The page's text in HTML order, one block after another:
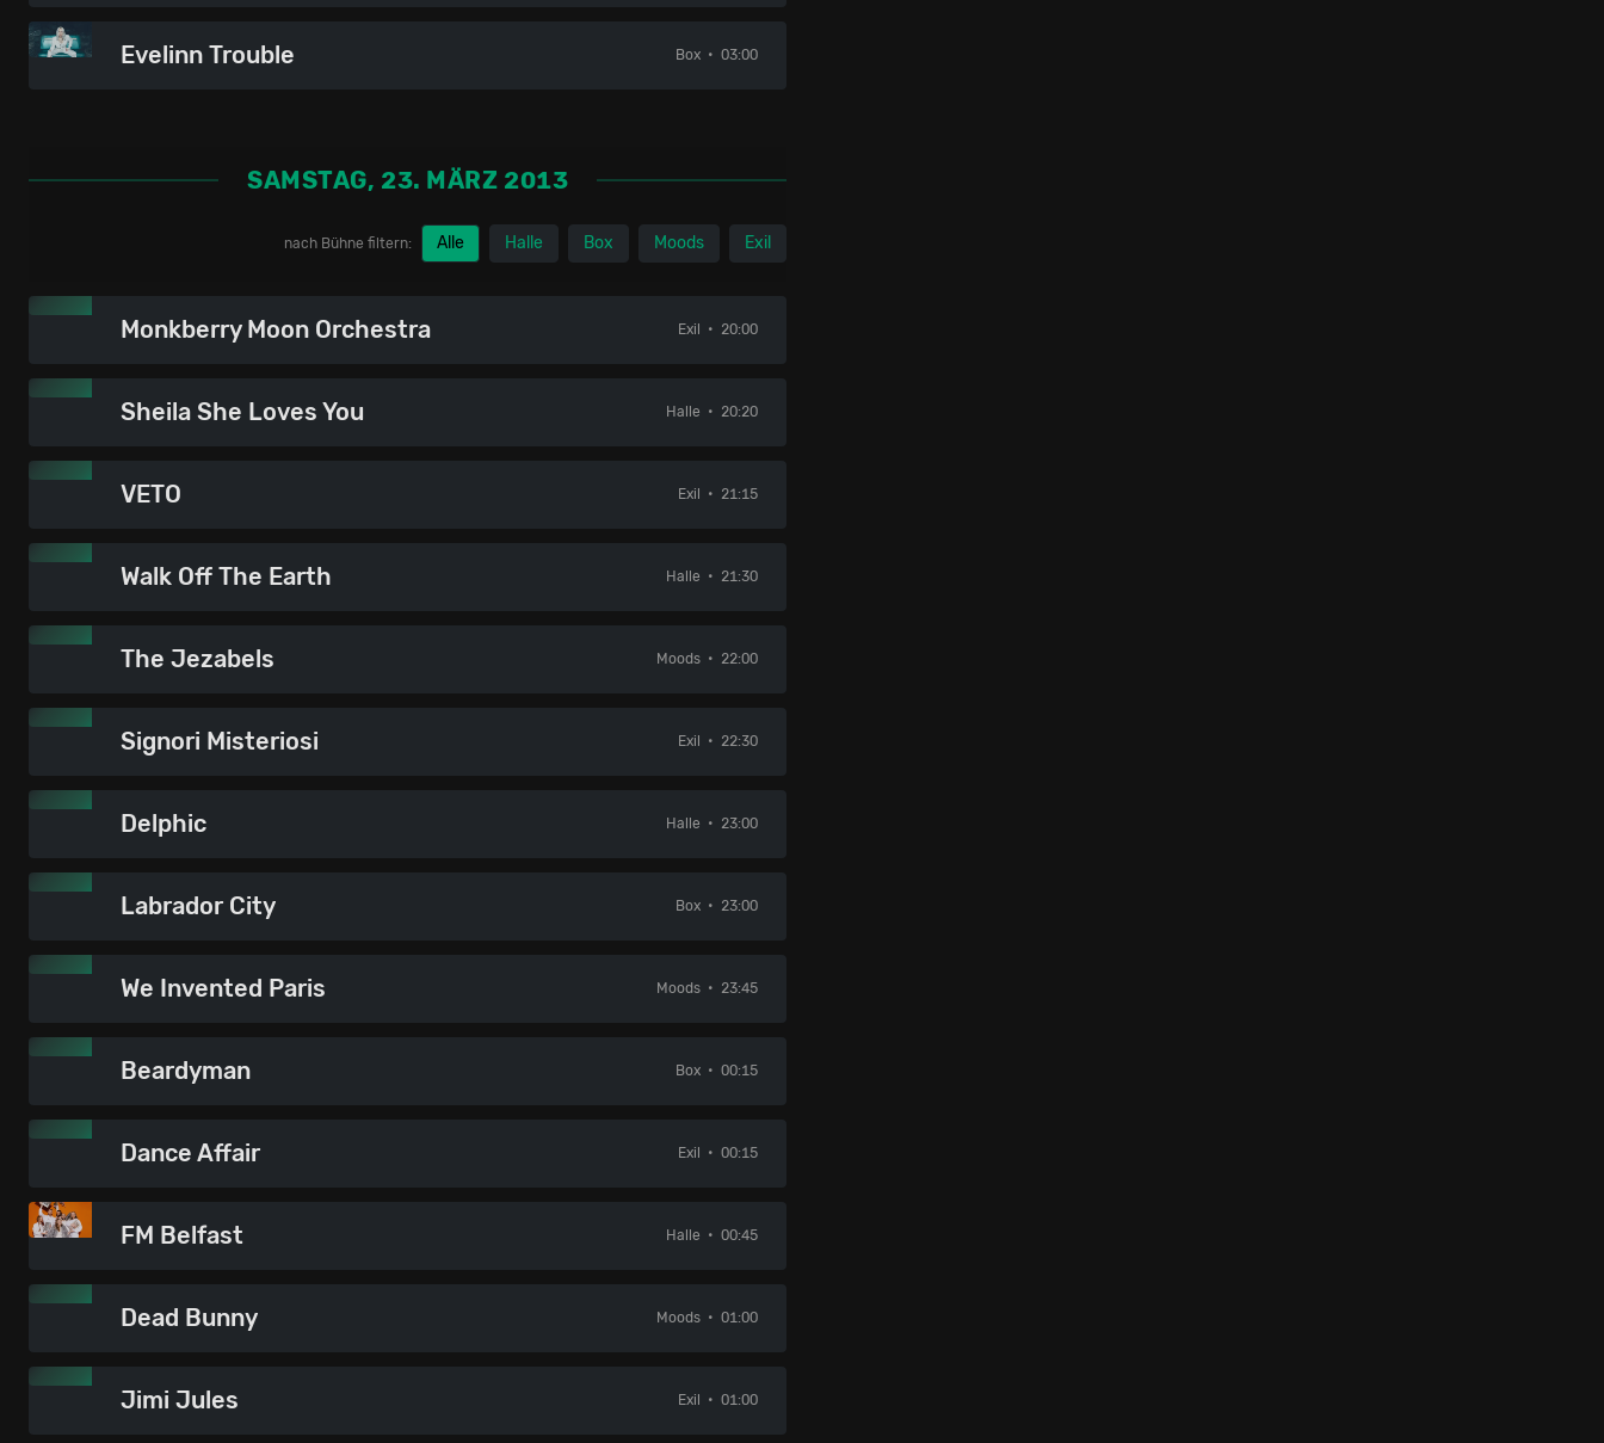
Evelinn Trouble 03:00
Box
SAMSTAG, 23. MÄRZ 2013
nach Bühne filtern: Alle Halle Box Moods Exil
Monkberry Moon Orchestra 20:00
Exil
Sheila She Loves You 20:20
Halle
VETO 21:15
Exil
Walk Off The Earth 21:30
Halle
The Jezabels 22:00
Moods
Signori Misteriosi 22:30
Exil
Delphic 23:00
Halle
Labrador City 23:00
Box
We Invented Paris 23:45
Moods
Beardyman 00:15
Box
Dance Affair 00:15
Exil
FM Belfast 00:45
Halle
Dead Bunny 01:00
Moods
Jimi Jules 01:00
Exil